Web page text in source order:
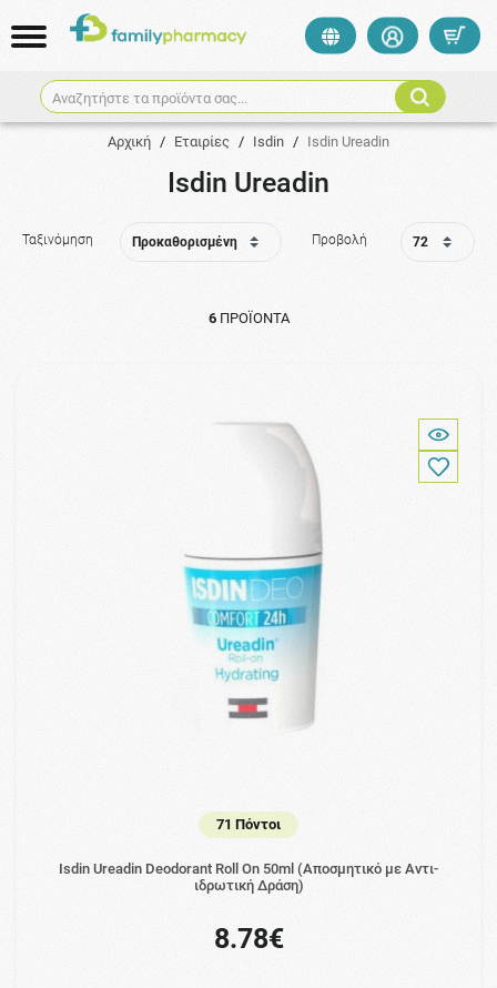
Αναζητήστε τα προϊόντα σας...
Αρχική / Εταιρίες / Isdin / Isdin Ureadin
Isdin Ureadin
Ταξινόμηση Προβολή
6ΠΡΟΪΌΝΤΑ
71 Πόντοι
Isdin Ureadin Deodorant Roll On 50ml (Αποσμητικό με Αντι-
ιδρωτική Δράση)
8.78€